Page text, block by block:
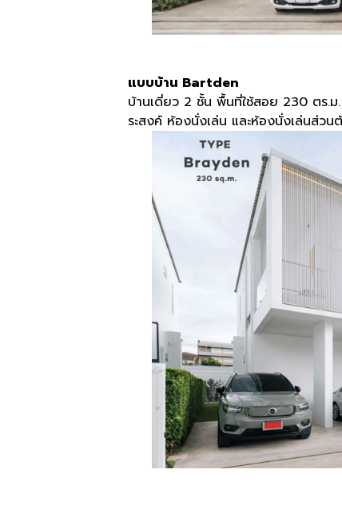
แบบบ้าน Bartden
บ้านเดี่ยว 2 ชั้น พื้นที่ใช้สอย 230 ตร
ระสงค์ ห้องนั่งเล่น และห้องนั่งเล่นส่วน